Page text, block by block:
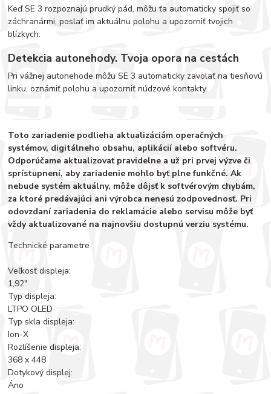
Keď SE 3 rozpoznajú prudký pád, môžu ťa automaticky spojiť so
záchranármi, poslať im aktuálnu polohu a upozorniť tvojich
blízkych.
Detekcia autonehody. Tvoja opora na cestách
Pri vážnej autonehode môžu SE 3 automaticky zavolať na tiesňovú
linku, oznámiť polohu a upozorniť núdzové kontakty.
Toto zariadenie podlieha aktualizáciám operačných
systémov, digitálneho obsahu, aplikácií alebo softvéru.
Odporúčame aktualizovať pravidelne a už pri prvej výzve či
sprístupnení, aby zariadenie mohlo byť plne funkčné. Ak
nebude systém aktuálny, môže dôjsť k softvérovým chybám,
za ktoré predávajúci ani výrobca nenesú zodpovednosť. Pri
odovzdaní zariadenia do reklamácie alebo servisu môže byť
vždy aktualizované na najnovšiu dostupnú verziu systému.
Technické parametre
Veľkosť displeja:
1,92"
Typ displeja:
LTPO OLED
Typ skla displeja:
Ion-X
Rozlíšenie displeja:
368 x 448
Dotykový displej:
Áno